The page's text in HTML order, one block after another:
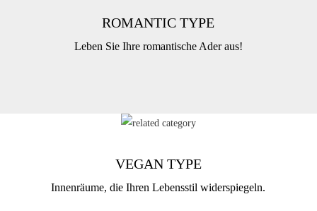
ROMANTIC TYPE
Leben Sie Ihre romantische Ader aus!
VEGAN TYPE
Innenräume, die Ihren Lebensstil widerspiegeln.